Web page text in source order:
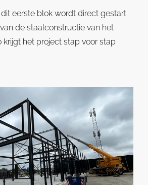
eerste blok wordt direct gestart
de staalconstructie van het
krijgt het project stap voor stap